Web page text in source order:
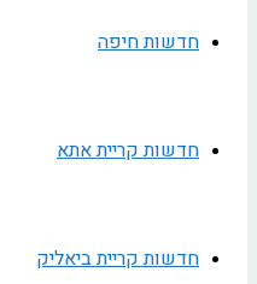
חדשות חיפה
חדשות קריית אתא
חדשות קריית ביאליק